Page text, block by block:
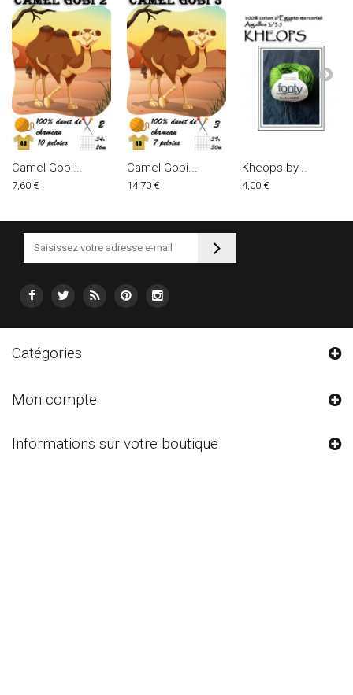
Camel Gobi...
7,60 €
Camel Gobi...
14,70 €
Kheops by...
4,00 €
Catégories
Mon compte
Informations sur votre boutique